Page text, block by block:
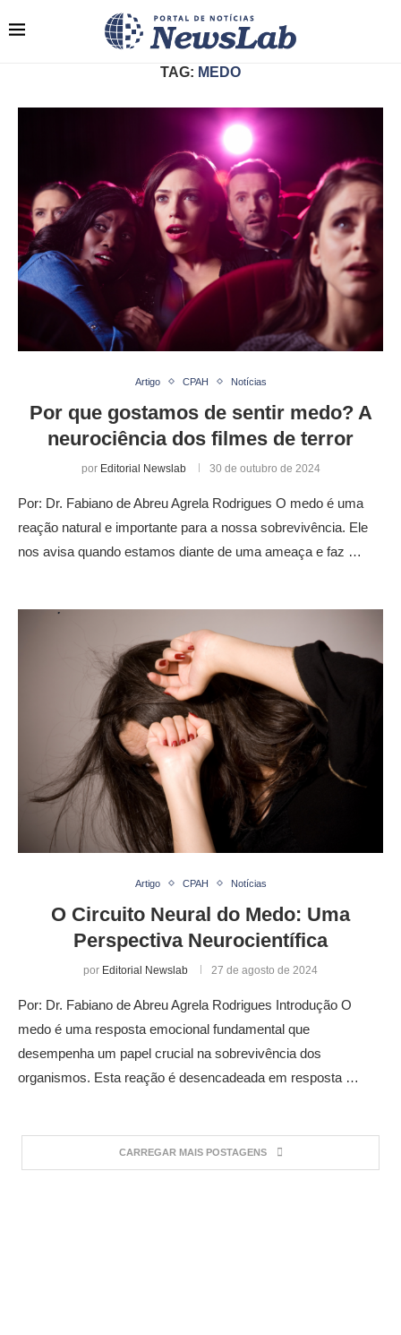
TAG: MEDO
Artigo CPAH Notícias
Por que gostamos de sentir medo? A
neurociência dos filmes de terror
por Editorial Newslab 30 de outubro de 2024
Por: Dr. Fabiano de Abreu Agrela Rodrigues O medo é uma
reação natural e importante para a nossa sobrevivência. Ele
nos avisa quando estamos diante de uma ameaça e faz …
Artigo CPAH Notícias
O Circuito Neural do Medo: Uma
Perspectiva Neurocientífica
por Editorial Newslab 27 de agosto de 2024
Por: Dr. Fabiano de Abreu Agrela Rodrigues Introdução O
medo é uma resposta emocional fundamental que
desempenha um papel crucial na sobrevivência dos
organismos. Esta reação é desencadeada em resposta …
CARREGAR MAIS POSTAGENS